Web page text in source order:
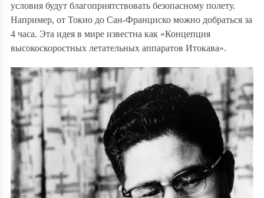
условия будут благоприятствовать безопасному полету.
Например, от Токио до Сан-Франциско можно добраться за
4 часа. Эта идея в мире известна как «Концепция
высокоскоростных летательных аппаратов Итокава».